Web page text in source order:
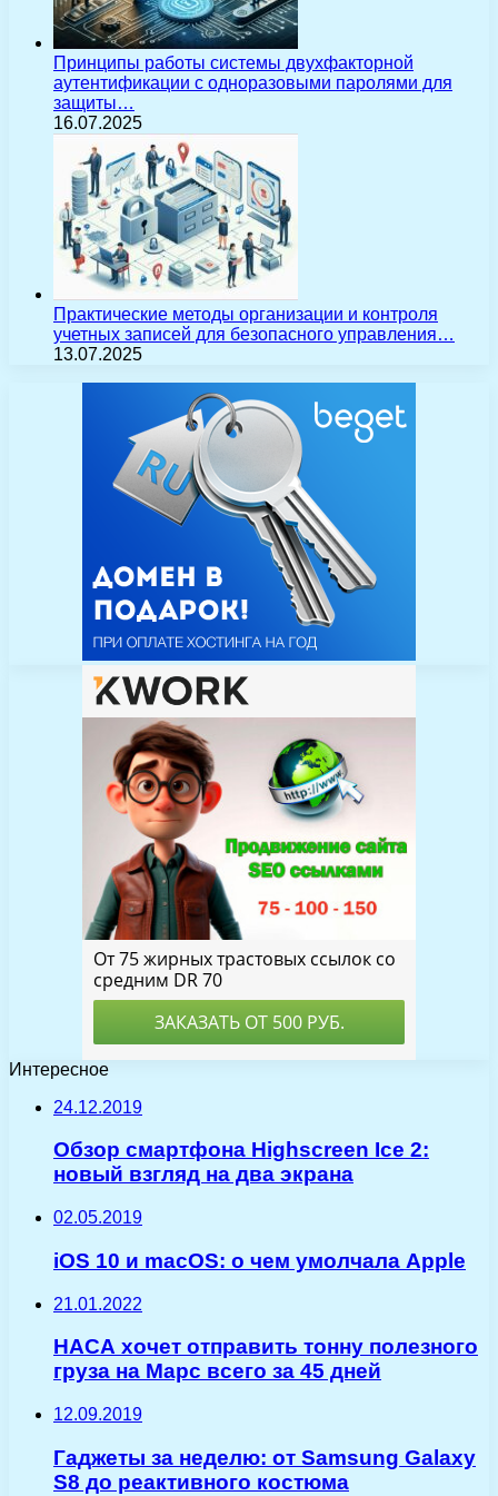
Принципы работы системы двухфакторной
аутентификации с одноразовыми паролями для
защиты…
16.07.2025
Практические методы организации и контроля
учетных записей для безопасного управления…
13.07.2025
Интересное
24.12.2019
Обзор смартфона Highscreen Ice 2:
новый взгляд на два экрана
02.05.2019
iOS 10 и macOS: о чем умолчала Apple
21.01.2022
НАСА хочет отправить тонну полезного
груза на Марс всего за 45 дней
12.09.2019
Гаджеты за неделю: от Samsung Galaxy
S8 до реактивного костюма